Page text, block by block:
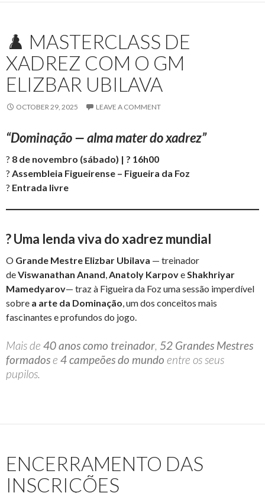
♟️ MASTERCLASS DE
XADREZ COM O GM
ELIZBAR UBILAVA
OCTOBER 29, 2025 LEAVE A COMMENT
“Dominação — alma mater do xadrez”
? 8 de novembro (sábado) | ? 16h00
? Assembleia Figueirense – Figueira da Foz
?️ Entrada livre
?Uma lenda viva do xadrez mundial
O Grande Mestre Elizbar Ubilava — treinador
deViswanathan Anand,Anatoly KarpoveShakhriyar
Mamedyarov— traz à Figueira da Foz uma sessão imperdível
sobre a arte da Dominação, um dos conceitos mais
fascinantes e profundos do jogo.
Mais de 40 anos como treinador, 52 Grandes Mestres
formadose 4 campeões do mundo entre os seus
pupilos.
ENCERRAMENTO DAS
INSCRIÇÕES